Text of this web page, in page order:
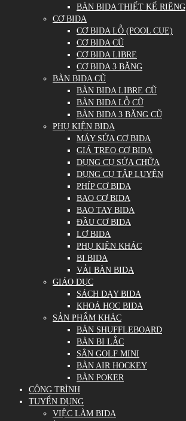
BÀN BIDA THIẾT KẾ RIÊNG
CƠ BIDA
CƠ BIDA LỖ (POOL CUE)
CƠ BIDA CŨ
CƠ BIDA LIBRE
CƠ BIDA 3 BĂNG
BÀN BIDA CŨ
BÀN BIDA LIBRE CŨ
BÀN BIDA LỖ CŨ
BÀN BIDA 3 BĂNG CŨ
PHỤ KIỆN BIDA
MÁY SỬA CƠ BIDA
GIÁ TREO CƠ BIDA
DỤNG CỤ SỬA CHỮA
DỤNG CỤ TẬP LUYỆN
PHÍP CƠ BIDA
BAO CƠ BIDA
BAO TAY BIDA
ĐẦU CƠ BIDA
LƠ BIDA
PHỤ KIỆN KHÁC
BI BIDA
VẢI BÀN BIDA
GIÁO DỤC
SÁCH DẠY BIDA
KHOÁ HỌC BIDA
SẢN PHẨM KHÁC
BÀN SHUFFLEBOARD
BÀN BI LẮC
SÂN GOLF MINI
BÀN AIR HOCKEY
BÀN POKER
CÔNG TRÌNH
TUYỂN DỤNG
VIỆC LÀM BIDA